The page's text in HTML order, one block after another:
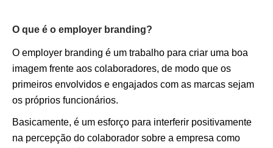
O que é o employer branding?
O employer branding é um trabalho para criar uma boa
imagem frente aos colaboradores, de modo que os
primeiros envolvidos e engajados com as marcas sejam
os próprios funcionários.
Basicamente, é um esforço para interferir positivamente
na percepção do colaborador sobre a empresa como